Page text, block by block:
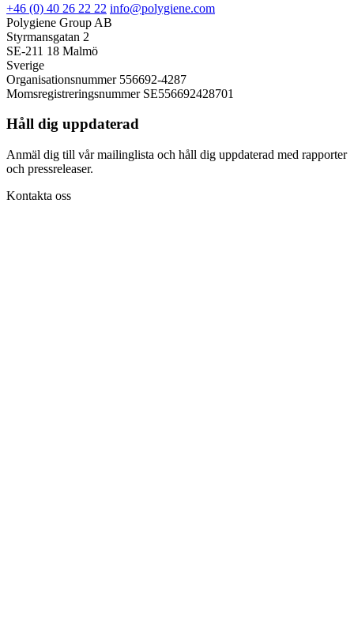
+46 (0) 40 26 22 22 info@polygiene.com
Polygiene Group AB
Styrmansgatan 2
SE-211 18 Malmö
Sverige
Organisationsnummer 556692-4287
Momsregistreringsnummer SE556692428701
Håll dig uppdaterad
Anmäl dig till vår mailinglista och håll dig uppdaterad med rapporter
och pressreleaser.
Kontakta oss